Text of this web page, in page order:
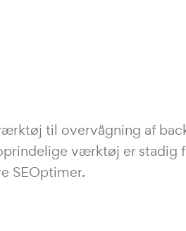
til overvågning af
værktøj er stadig
SEOptimer.